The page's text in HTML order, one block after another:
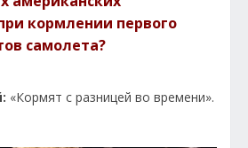
кормлении первого
самолета?
«Кормят с разницей во времени».